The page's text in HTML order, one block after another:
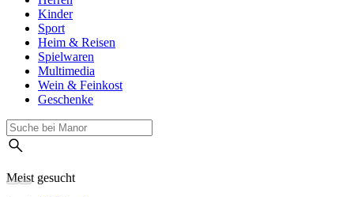
Kinder
Sport
Heim & Reisen
Spielwaren
Multimedia
Wein & Feinkost
Geschenke
Meist gesucht